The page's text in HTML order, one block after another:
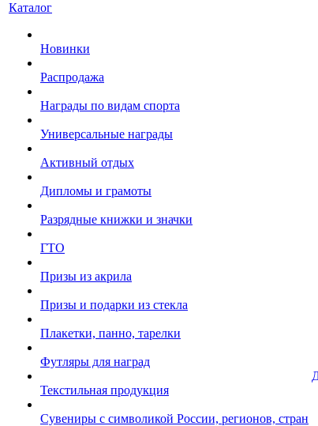
Каталог
Новинки
Распродажа
Награды по видам спорта
Универсальные награды
Активный отдых
Дипломы и грамоты
Разрядные книжки и значки
ГТО
Призы из акрила
Призы и подарки из стекла
Плакетки, панно, тарелки
Футляры для наград
Текстильная продукция
Сувениры с символикой России, регионов, стран